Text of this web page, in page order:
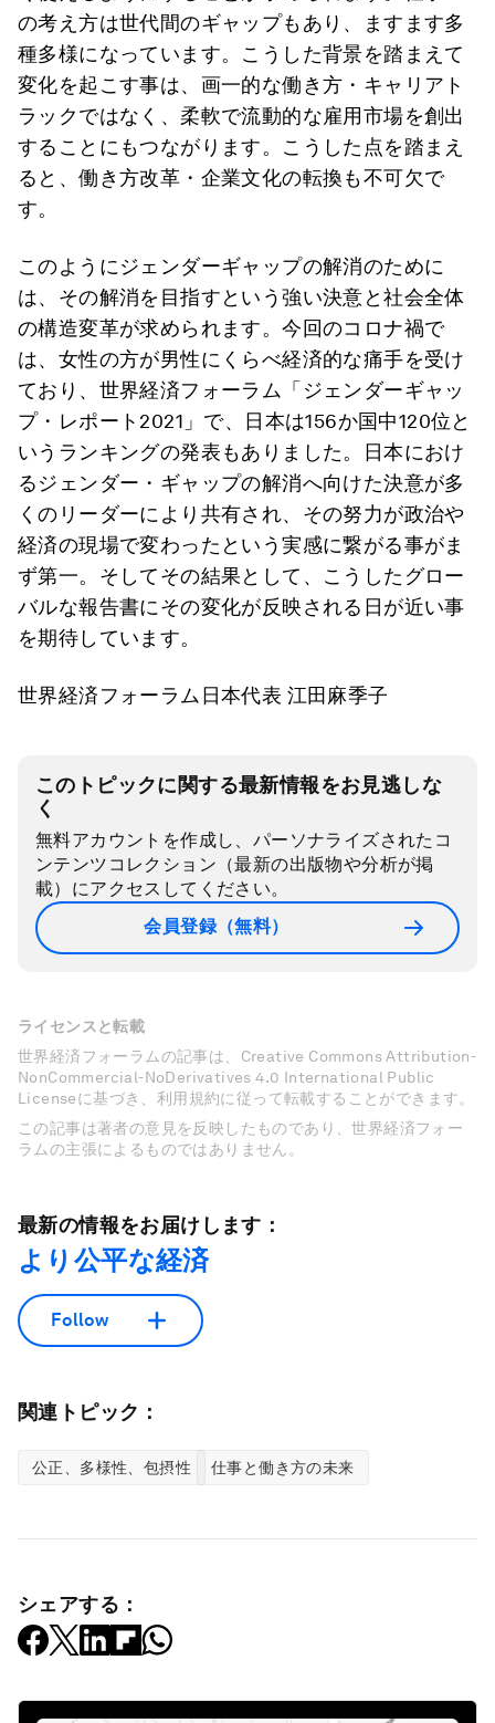
の考え方は世代間のギャップもあり、ますます多
種多様になっています。こうした背景を踏まえて
変化を起こす事は、画一的な働き方・キャリアト
ラックではなく、柔軟で流動的な雇用市場を創出
することにもつながります。こうした点を踏まえ
ると、働き方改革・企業文化の転換も不可欠で
す。
このようにジェンダーギャップの解消のために
は、その解消を目指すという強い決意と社会全体
の構造変革が求められます。今回のコロナ禍で
は、女性の方が男性にくらべ経済的な痛手を受け
ており、世界経済フォーラム「ジェンダーギャッ
プ・レポート2021」で、日本は156か国中120位と
いうランキングの発表もありました。日本におけ
るジェンダー・ギャップの解消へ向けた決意が多
くのリーダーにより共有され、その努力が政治や
経済の現場で変わったという実感に繋がる事がま
ず第一。そしてその結果として、こうしたグロー
バルな報告書にその変化が反映される日が近い事
を期待しています。
世界経済フォーラム日本代表 江田麻季子
このトピックに関する最新情報をお見逃しな
く
無料アカウントを作成し、パーソナライズされたコ
ンテンツコレクション（最新の出版物や分析が掲
載）にアクセスしてください。
会員登録（無料）
ライセンスと転載
世界経済フォーラムの記事は、Creative Commons Attribution-
NonCommercial-NoDerivatives 4.0 International Public
Licenseに基づき、利用規約に従って転載することができます。
この記事は著者の意見を反映したものであり、世界経済フォー
ラムの主張によるものではありません。
最新の情報をお届けします：
より公平な経済
Follow
関連トピック：
公正、多様性、包摂性 仕事と働き方の未来
シェアする：